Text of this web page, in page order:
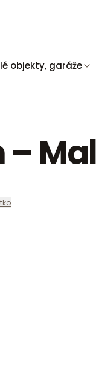
objekty, garáže
–